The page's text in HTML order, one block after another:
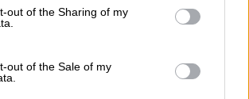
out of the Sharing of my
out of the Sale of my
και ο διπλασιασμός των κερδών της
Ιατρικής: «Σε πέντε χρόνια
που αναστέλλει την εξέλιξη του